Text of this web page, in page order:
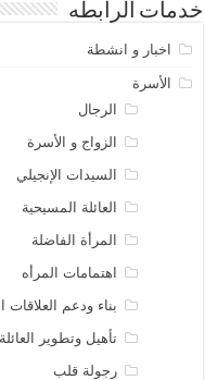
خدمات الرابطه
اخبار و انشطة
الأسرة
الرجال
الزواج و الأسرة
السيدات الإنجيلي
العائلة المسيحية
المرأة الفاضلة
اهتمامات المرأه
بناء ودعم العلاقات
تأهيل وتطوير العائلة
رجولة قلب